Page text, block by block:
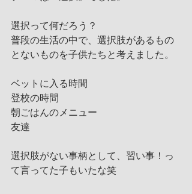
選択って何だろう？
普段の生活の中で、選択肢があるもの
とないものを子供たちと考えました。
ベットに入る時間
登校の時間
朝ごはんのメニュー
友達
選択肢がない事柄として、習い事！っ
て言ってた子もいたな笑